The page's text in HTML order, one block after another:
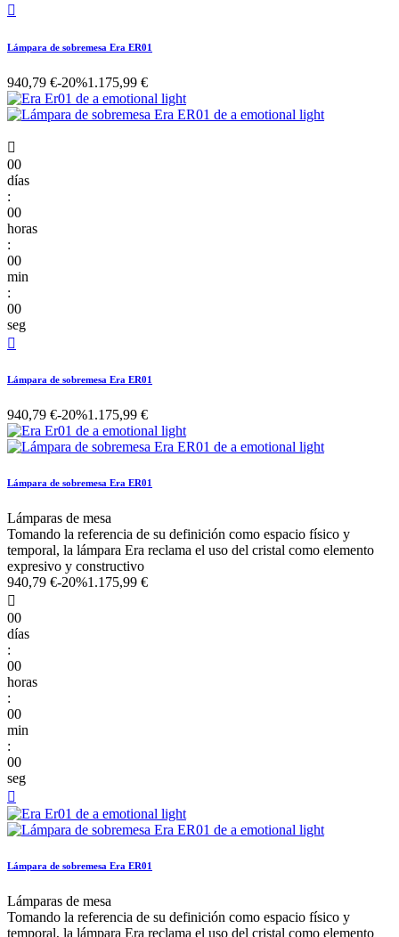

Lámpara de sobremesa Era ER01
940,79 €-20%1.175,99 €

00
días
:
00
horas
:
00
min
:
00
seg

Lámpara de sobremesa Era ER01
940,79 €-20%1.175,99 €
Lámpara de sobremesa Era ER01
Lámparas de mesa
Tomando la referencia de su definición como espacio físico y
temporal, la lámpara Era reclama el uso del cristal como elemento
expresivo y constructivo
940,79 €-20%1.175,99 €

00
días
:
00
horas
:
00
min
:
00
seg

Lámpara de sobremesa Era ER01
Lámparas de mesa
Tomando la referencia de su definición como espacio físico y
temporal, la lámpara Era reclama el uso del cristal como elemento